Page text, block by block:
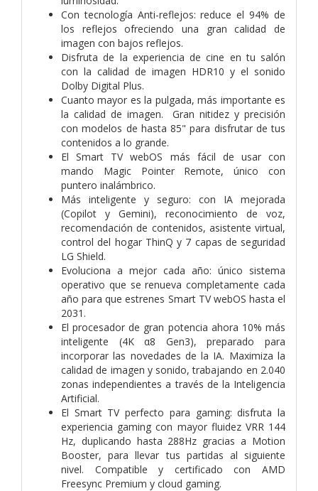
Con tecnología Anti-reflejos: reduce el 94% de
los reflejos ofreciendo una gran calidad de
imagen con bajos reflejos.
Disfruta de la experiencia de cine en tu salón
con la calidad de imagen HDR10 y el sonido
Dolby Digital Plus.
Cuanto mayor es la pulgada, más importante es
la calidad de imagen. Gran nitidez y precisión
con modelos de hasta 85" para disfrutar de tus
contenidos a lo grande.
El Smart TV webOS más fácil de usar con
mando Magic Pointer Remote, único con
puntero inalámbrico.
Más inteligente y seguro: con IA mejorada
(Copilot y Gemini), reconocimiento de voz,
recomendación de contenidos, asistente virtual,
control del hogar ThinQ y 7 capas de seguridad
LG Shield.
Evoluciona a mejor cada año: único sistema
operativo que se renueva completamente cada
año para que estrenes Smart TV webOS hasta el
2031.
El procesador de gran potencia ahora 10% más
inteligente (4K α8 Gen3), preparado para
incorporar las novedades de la IA. Maximiza la
calidad de imagen y sonido, trabajando en 2.040
zonas independientes a través de la Inteligencia
Artificial.
El Smart TV perfecto para gaming: disfruta la
experiencia gaming con mayor fluidez VRR 144
Hz, duplicando hasta 288Hz gracias a Motion
Booster, para llevar tus partidas al siguiente
nivel. Compatible y certificado con AMD
Freesync Premium y cloud gaming.